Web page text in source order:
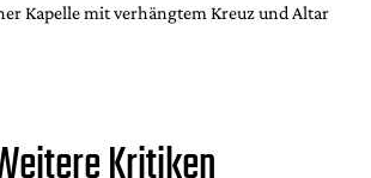
Kapelle mit verhängtem Kreuz und Altar